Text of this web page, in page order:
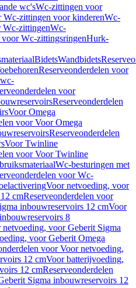
wc'sWc-zittingen voor
Wc-zittingen voor kinderenWc-
Wc-zittingenWc-
voor Wc-zittingsringenHurk-
BidetsWandbidets
Reserveonderdelen voor
voor
Reserveonderdelen
Voor Omega
voor Voor Omega
Reserveonderdelen
Voor Twinline
voor Voor Twinline
Wc-besturingen met
voor Wc-
Voor netvoeding, voor
cmReserveonderdelen voor
inbouwreservoirs 12 cmVoor
8
voor Geberit Sigma
voor Geberit Omega
voor Voor netvoeding,
12 cmVoor batterijvoeding,
12 cmReserveonderdelen
Sigma inbouwreservoirs 12